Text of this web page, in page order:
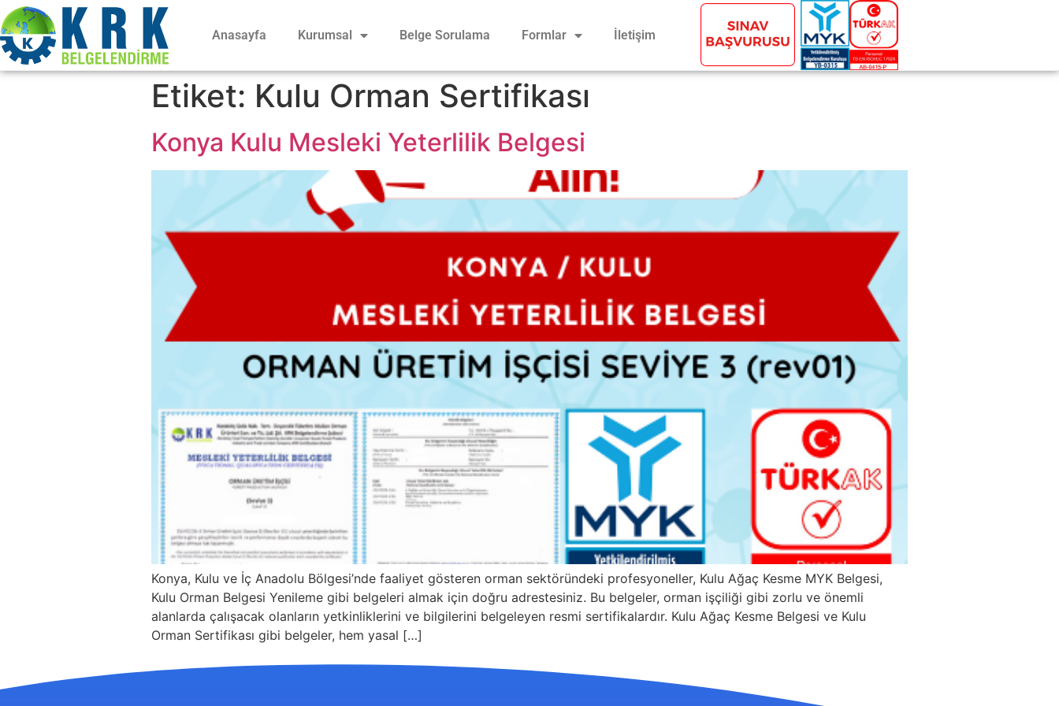
Anasayfa Kurumsal Belge Sorulama Formlar İletişim
Etiket: Kulu Orman Sertifikası
Konya Kulu Mesleki Yeterlilik Belgesi
Konya, Kulu ve İç Anadolu Bölgesi’nde faaliyet gösteren orman sektöründeki profesyoneller, Kulu Ağaç Kesme MYK Belgesi,
Kulu Orman Belgesi Yenileme gibi belgeleri almak için doğru adrestesiniz. Bu belgeler, orman işçiliği gibi zorlu ve önemli
alanlarda çalışacak olanların yetkinliklerini ve bilgilerini belgeleyen resmi sertifikalardır. Kulu Ağaç Kesme Belgesi ve Kulu
Orman Sertifikası gibi belgeler, hem yasal […]